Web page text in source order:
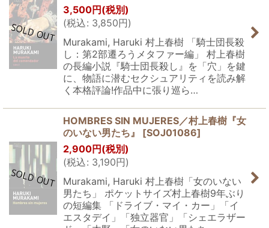
3,500円 (税別)
(税込: 3,850円)
Murakami, Haruki 村上春樹 「騎士団長殺
し：第2部遷ろうメタファー編」 村上春樹
の長編小説『騎士団長殺し』を「穴」を鍵
に、物語に潜むセクシュアリティを読み解
く本格評論!作品中に張り巡ら…
HOMBRES SIN MUJERES／村上春樹『女
のいない男たち』
[SOJ01086]
2,900円 (税別)
(税込: 3,190円)
Murakami, Haruki 村上春樹「女のいない
男たち」 ポケットサイズ村上春樹9年ぶり
の短編集 「ドライブ・マイ・カー」「イ
エスタデイ」「独立器官」「シェエラザー